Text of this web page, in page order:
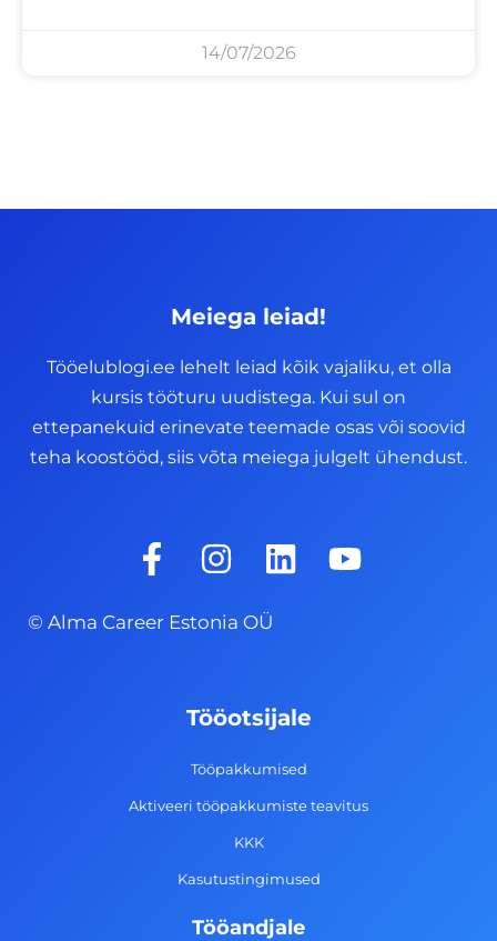
14/07/2026
Meiega leiad!
Tööelublogi.ee lehelt leiad kõik vajaliku, et olla
kursis tööturu uudistega. Kui sul on
ettepanekuid erinevate teemade osas või soovid
teha koostööd, siis võta meiega julgelt ühendust.
F
a
e
-
I
n
s
t
g
r
a
m
L
i
d
i
n
Y
o
© Alma Career Estonia OÜ
Tööotsijale
Tööpakkumised
Aktiveeri tööpakkumiste teavitus
KKK
Kasutustingimused
Tööandjale